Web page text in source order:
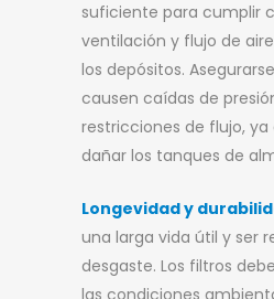
suficiente para cumplir
ventilación y flujo de
los depósitos.
causen caídas de
restricciones de flujo,
dañar los tanques de
Longevidad y
una larga vida útil y ser
desgaste. Los filtros
las condiciones